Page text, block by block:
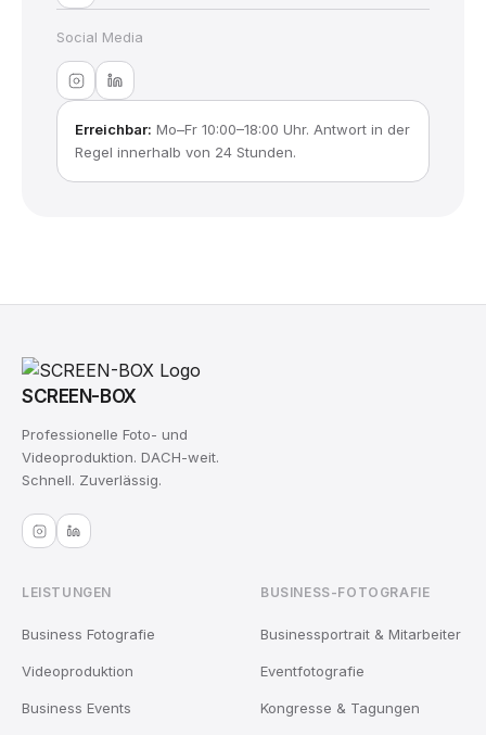
Social Media
Erreichbar: Mo–Fr 10:00–18:00 Uhr. Antwort in der
Regel innerhalb von 24 Stunden.
SCREEN-BOX
Professionelle Foto- und
Videoproduktion. DACH-weit.
Schnell. Zuverlässig.
LEISTUNGEN
Business Fotografie
Videoproduktion
Business Events
BUSINESS-FOTOGRAFIE
Businessportrait & Mitarbeiter
Eventfotografie
Kongresse & Tagungen